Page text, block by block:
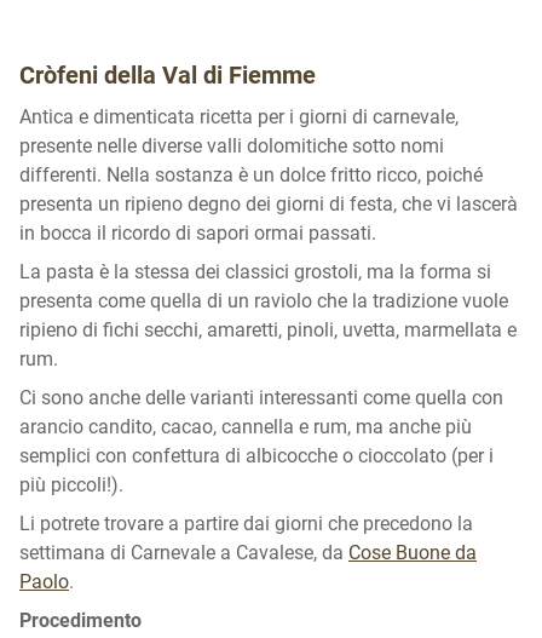
Cròfeni della Val di Fiemme
Antica e dimenticata ricetta per i giorni di carnevale,
presente nelle diverse valli dolomitiche sotto nomi
differenti. Nella sostanza è un dolce fritto ricco, poiché
presenta un ripieno degno dei giorni di festa, che vi lascerà
in bocca il ricordo di sapori ormai passati.
La pasta è la stessa dei classici grostoli, ma la forma si
presenta come quella di un raviolo che la tradizione vuole
ripieno di fichi secchi, amaretti, pinoli, uvetta, marmellata e
rum.
Ci sono anche delle varianti interessanti come quella con
arancio candito, cacao, cannella e rum, ma anche più
semplici con confettura di albicocche o cioccolato (per i
più piccoli!).
Li potrete trovare a partire dai giorni che precedono la
settimana di Carnevale a Cavalese, da Cose Buone da
Paolo.
Procedimento